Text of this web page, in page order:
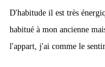
D'habitude il est très
habitué à mon ancienne
l'appart, j'ai comme le